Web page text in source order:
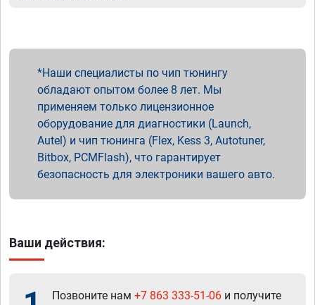
Наши специалисты по чип тюнингу
обладают опытом более 8 лет. Мы
применяем только лицензионное
оборудование для диагностики (Launch,
Autel) и чип тюнинга (Flex, Kess 3, Autotuner,
Bitbox, PCMFlash), что гарантирует
безопасность для электроники вашего авто.
Ваши действия:
Позвоните нам +7 863 333-51-06 и получите